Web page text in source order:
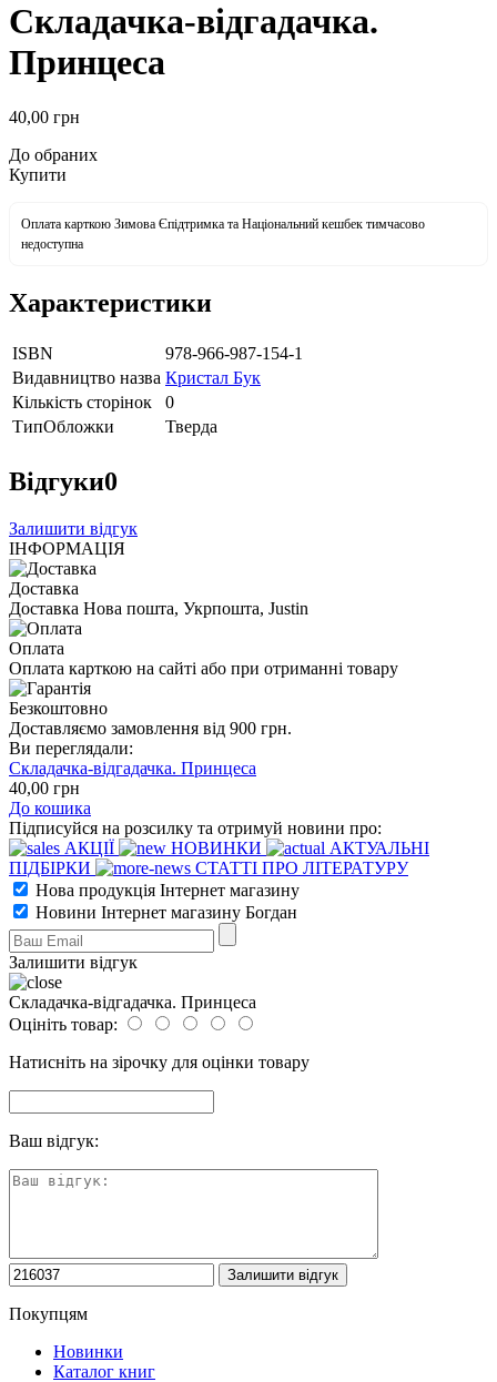
Складачка-відгадачка.
Принцеса
40,00 грн
До обраних
Купити
Оплата карткою Зимова Єпідтримка та Національний кешбек тимчасово
недоступна
Характеристики
ISBN
978-966-987-154-1
Видавництво назва Кристал Бук
Кількість сторінок
0
ТипОбложки
Тверда
Відгуки0
Залишити відгук
ІНФОРМАЦІЯ
Доставка
Доставка Нова пошта, Укрпошта, Justin
Оплата
Оплата карткою на сайті або при отриманні товару
Безкоштовно
Доставляємо замовлення від 900 грн.
Ви переглядали:
Складачка-відгадачка. Принцеса
40,00 грн
До кошика
Підписуйся на розсилку та отримуй новини про:
АКЦІЇ
НОВИНКИ
АКТУАЛЬНІ
ПІДБІРКИ
СТАТТІ ПРО ЛІТЕРАТУРУ
Нова продукція Інтернет магазину
Новини Інтернет магазину Богдан
Залишити відгук
Складачка-відгадачка. Принцеса
Оцініть товар:
Натисніть на зірочку для оцінки товару
Ваш відгук:
Покупцям
Новинки
Каталог книг